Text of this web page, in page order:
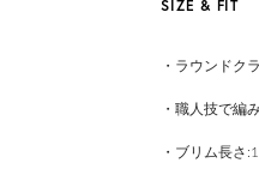
SIZE & FIT
・ラウンドク
・職人技で編
・ブリム長さ